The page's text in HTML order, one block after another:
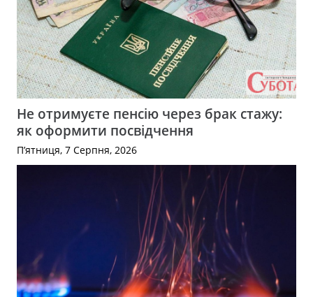
Не отримуєте пенсію через брак стажу:
як оформити посвідчення
П’ятниця, 7 Серпня, 2026